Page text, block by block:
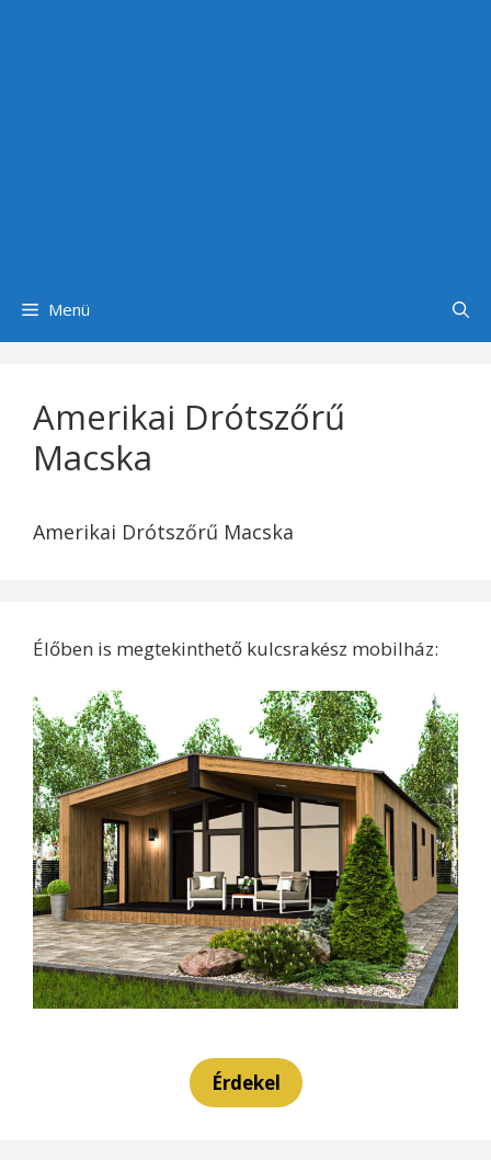
Menü
Amerikai Drótszőrű
Macska
Amerikai Drótszőrű Macska
Élőben is megtekinthető kulcsrakész mobilház:
Érdekel